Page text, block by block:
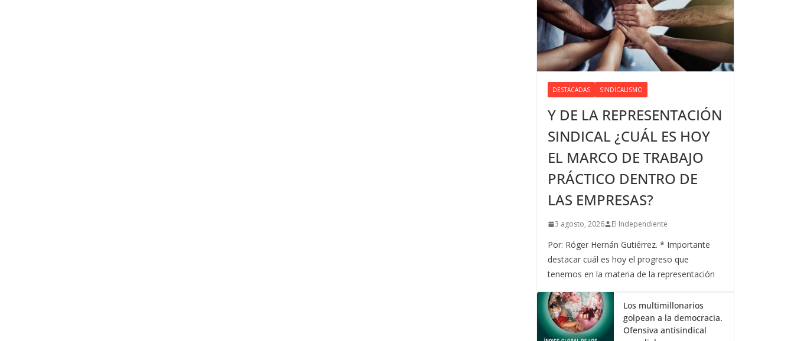
DESTACADAS SINDICALISMO
Y DE LA REPRESENTACIÓN
SINDICAL ¿CUÁL ES HOY
EL MARCO DE TRABAJO
PRÁCTICO DENTRO DE
LAS EMPRESAS?
3 agosto, 2026 El Independiente
Por: Róger Hernán Gutiérrez. * Importante
destacar cuál es hoy el progreso que
tenemos en la materia de la representación
Los multimillonarios
golpean a la democracia.
Ofensiva antisindical